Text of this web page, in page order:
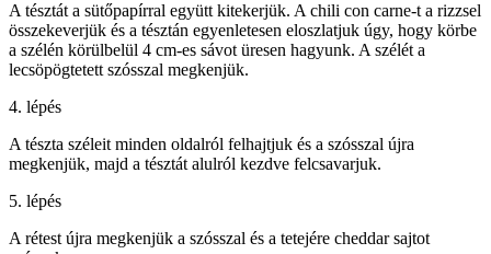
A tésztát a sütőpapírral együtt kitekerjük. A chili con carne-t a rizzsel
összekeverjük és a tésztán egyenletesen eloszlatjuk úgy, hogy körbe
a szélén körülbelül 4 cm-es sávot üresen hagyunk. A szélét a
lecsöpögtetett szósszal megkenjük.
4. lépés
A tészta széleit minden oldalról felhajtjuk és a szósszal újra
megkenjük, majd a tésztát alulról kezdve felcsavarjuk.
5. lépés
A rétest újra megkenjük a szósszal és a tetejére cheddar sajtot